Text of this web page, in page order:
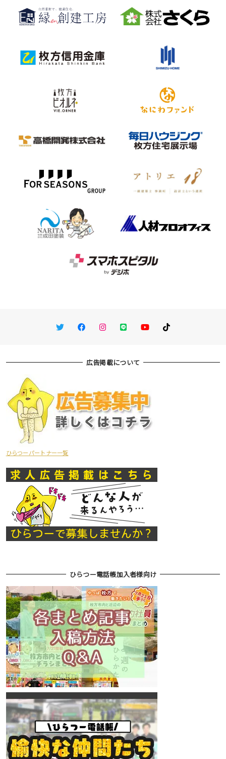
TwitterFacebookInstagram
LINE You TubeTikTok
広告掲載について
ひらつーパートナー一覧
ひらつー電話帳加入者様向け